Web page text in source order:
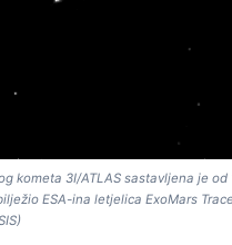
kometa 3I/ATLAS sastavljena je od
ESA-ina letjelica ExoMars